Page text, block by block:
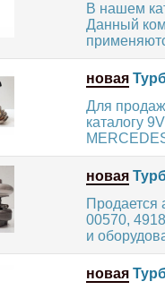
В нашем
Данный
новая
Для
каталогу
новая
Продается
00570,
и
новая